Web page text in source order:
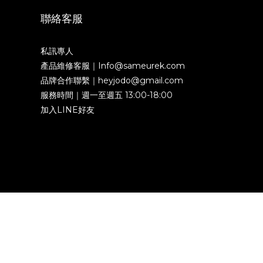
聯絡客服
私訊專人
產品維修客服｜Info@sameurek.com
品牌合作聯繫｜heyjodo@gmail.com
服務時間｜週一至週五 13:00-18:00
加入LINE好友